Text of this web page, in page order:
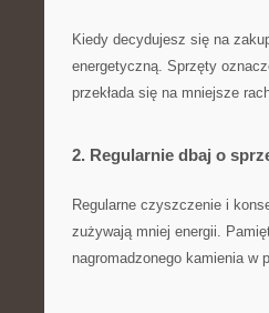
Kiedy‍ decydujesz się na
energetyczną. Sprzęty
przekłada się na mniejsze
2. Regularnie dbaj o
Regularne czyszczenie i
zużywają mniej energii.
nagromadzonego kamienia w